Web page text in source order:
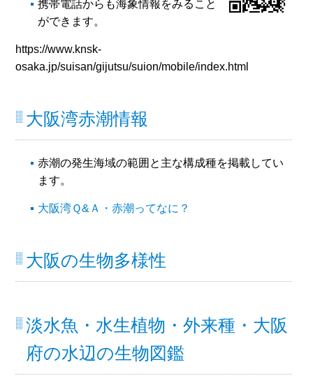
携帯電話からも海象情報をみること
ができます。
https://www.knsk-
osaka.jp/suisan/gijutsu/suion/mobile/index.html
大阪湾赤潮情報
赤潮の発生海域の範囲と主な構成種を掲載してい
ます。
大阪湾Ｑ&Ａ・赤潮ってなに？
大阪の生物多様性
淡水魚・水生植物・外来種・大阪
府の水辺の生物図鑑